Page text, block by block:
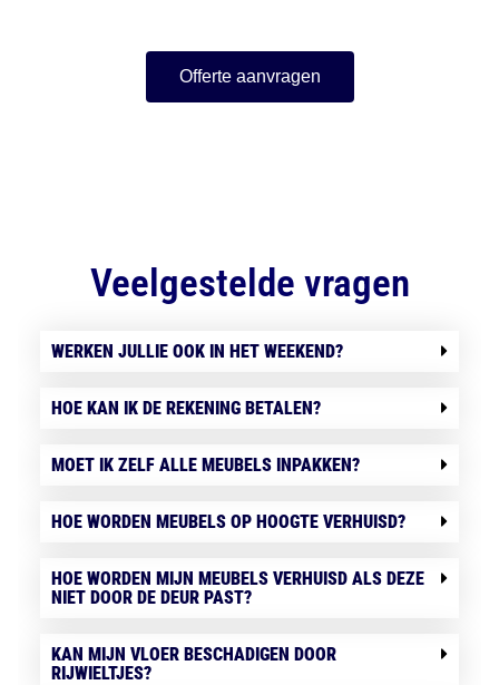
Offerte aanvragen
Veelgestelde vragen
WERKEN JULLIE OOK IN HET WEEKEND?
HOE KAN IK DE REKENING BETALEN?
MOET IK ZELF ALLE MEUBELS INPAKKEN?
HOE WORDEN MEUBELS OP HOOGTE VERHUISD?
HOE WORDEN MIJN MEUBELS VERHUISD ALS DEZE
NIET DOOR DE DEUR PAST?
KAN MIJN VLOER BESCHADIGEN DOOR
RIJWIELTJES?